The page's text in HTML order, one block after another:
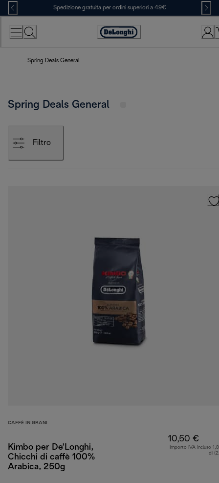
Skip
to
Content
Spedizione gratuita per ordini superiori a 49€
Accessibility
Spring Deals General
Spring Deals General
Filtro
CAFFÈ IN GRANI
Kimbo per De’Longhi,
Chicchi di caffè 100%
Arabica, 250g
10,50 €
Importo IVA incluso
di